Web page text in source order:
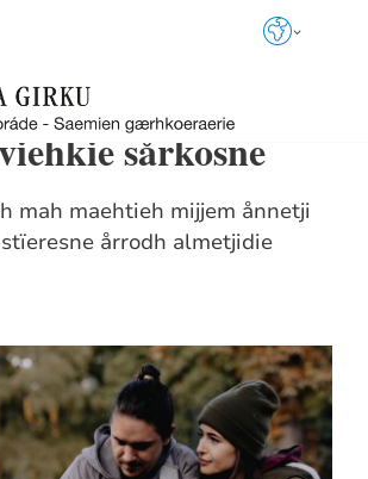
sårkosne
mah maehtieh mijjem ånnetji
årrodh almetjidie